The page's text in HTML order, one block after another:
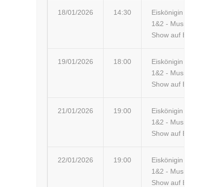
18/01/2026 14:30
Eiskönigin
1&2 - Musik-
Show auf Eis
19/01/2026 18:00
Eiskönigin
1&2 - Musik-
Show auf Eis
21/01/2026 19:00
Eiskönigin
1&2 - Musik-
Show auf Eis
22/01/2026 19:00
Eiskönigin
1&2 - Musik-
Show auf Eis